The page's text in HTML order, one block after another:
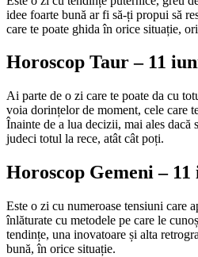
idee foarte bună ar fi să-ți propui să
care te poate ghida în orice situație,
Horoscop Taur – 11
Ai parte de o zi care te poate da cu
voia dorințelor de moment, cele care
Înainte de a lua decizii, mai ales dacă
judeci totul la rece, atât cât poți.
Horoscop Gemeni – 11
Este o zi cu numeroase tensiuni care
înlăturate cu metodele pe care le
tendințe, una inovatoare și alta
bună, în orice situație.